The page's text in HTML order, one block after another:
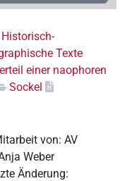
Texte
einer naophoren
Sockel
von: AV
Weber
Änderung: